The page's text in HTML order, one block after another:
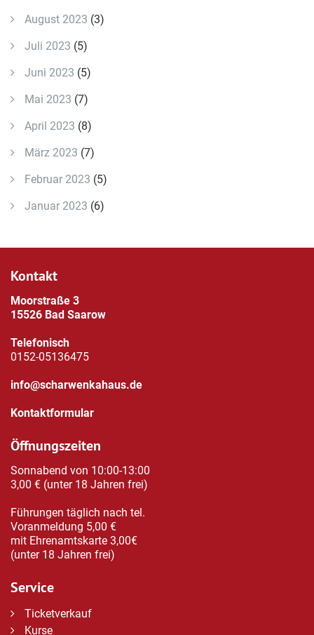
August 2023 (3)
Juli 2023 (5)
Juni 2023 (5)
Mai 2023 (7)
April 2023 (8)
März 2023 (7)
Februar 2023 (5)
Januar 2023 (6)
Kontakt
Moorstraße 3
15526 Bad Saarow
Telefonisch
0152-05136475
info@scharwenkahaus.de
Kontaktformular
Öffnungszeiten
Sonnabend von 10:00-13:00
3,00 € (unter 18 Jahren frei)
Führungen täglich nach tel.
Voranmeldung 5,00 €
mit Ehrenamtskarte 3,00€
(unter 18 Jahren frei)
Service
Ticketverkauf
Kurse